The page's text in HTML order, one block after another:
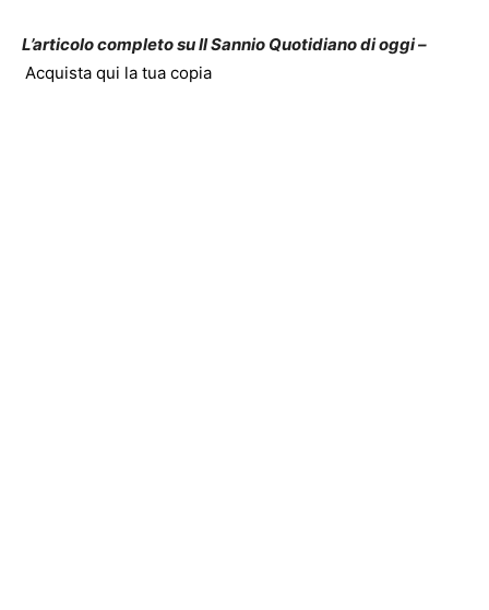
L’articolo completo su Il Sannio Quotidiano di oggi –
Acquista qui la tua copia